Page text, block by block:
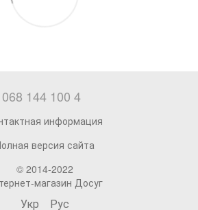
068 144 100 4
информация
версия сайта
© 2014-2022
магазин Досуг
Укр Рус